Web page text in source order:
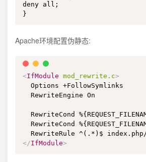
deny all;
}
Apache环境配置伪静态:
<IfModule mod_rewrite.c>
  Options +FollowSymlinks
  RewriteEngine On
RewriteCond
RewriteCond
</IfModule>